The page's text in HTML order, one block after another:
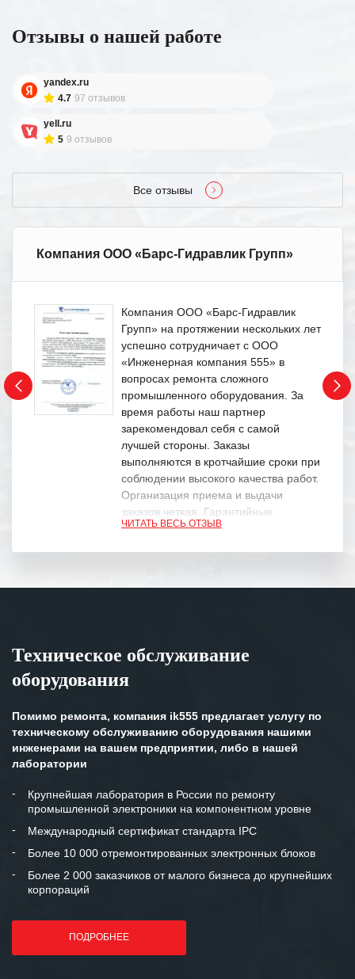
Отзывы о нашей работе
yandex.ru
4.7 97 отзывов
yell.ru
5 9 отзывов
Все отзывы
Компания ООО «Барс-Гидравлик Групп»
Компания ООО «Барс-Гидравлик
Групп» на протяжении нескольких лет
успешно сотрудничает с ООО
«Инженерная компания 555» в
вопросах ремонта сложного
промышленного оборудования. За
время работы наш партнер
зарекомендовал себя с самой
лучшей стороны. Заказы
выполняются в кротчайшие сроки при
соблюдении высокого качества работ.
Организация приема и выдачи
заказов четкая. Гарантийные
обязательства выполняются в
Особенно хочется отметить высокую
клиентоориентированность
готовность помочь в самых сложных
Мы высоко ценим сложившиеся
и доверительные партнерские
отношения и искренне желаем
«Инженерной компании «555» долгих
лет успеха и процветания.
ЧИТАТЬ ВЕСЬ ОТЗЫВ
Техническое обслуживание
оборудования
Помимо ремонта, компания ik555 предлагает услугу по
техническому обслуживанию оборудования нашими
инженерами на вашем предприятии, либо в нашей
лаборатории
Крупнейшая лаборатория в России по ремонту
промышленной электроники на компонентном уровне
Международный сертификат стандарта IPC
Более 10 000 отремонтированных электронных блоков
Более 2 000 заказчиков от малого бизнеса до крупнейших
корпораций
ПОДРОБНЕЕ